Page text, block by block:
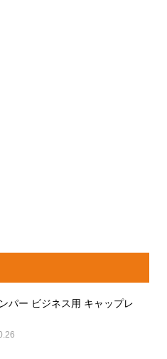
ンパー ビジネス用 キャップレ